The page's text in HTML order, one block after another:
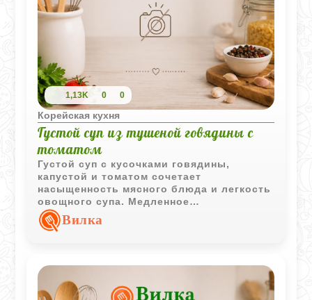
1,13K 0 0
Корейская кухня
Густой суп из тушеной говядины с
томатом
Густой суп с кусочками говядины,
капустой и томатом сочетает
насыщенность мясного блюда и легкость
овощного супа. Медленное
приготовление позволяет ингредиентам
хорошо пропитаться вкусами друг друга.
Вилка